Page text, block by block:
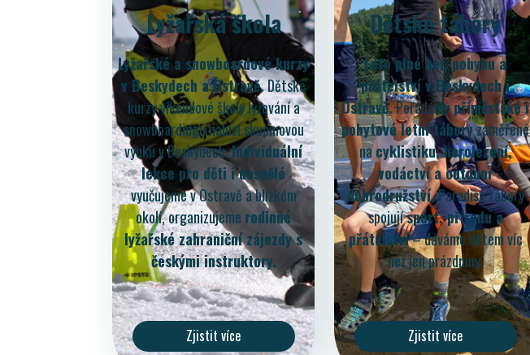
Lyžařská škola
Lyžařské a snowboardové kurzy
v Beskydech a Ostravě.Dětské
kurzy víkendové školy lyžování a
snowboardingu nabízí skupinovou
výuku v Beskydech.Individuální
lekce pro děti i dospělé
vyučujeme v Ostravě a blízkém
okolí, organizujeme rodinné
lyžařské zahraniční zájezdy s
českými instruktory.
Zjistit více
Dětské tábory
Léto plné her, pohybu a
přátelství v Beskydech i
Ostravě.Pořádámepříměstské i
pobytové letní táboryzaměřené
nacyklistiku, horolezení,
vodáctví a outdoor
dobrodružství.Paradise tábory
spojujísport, přírodu a
přátelství– dáváme dětem víc
než jen prázdniny.
Zjistit více